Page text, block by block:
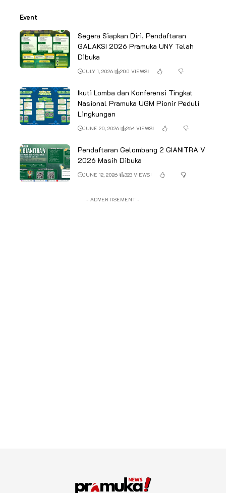
Event
Segera Siapkan Diri, Pendaftaran
GALAKSI 2026 Pramuka UNY Telah
Dibuka
JULY 1, 2026 200 VIEWS
Ikuti Lomba dan Konferensi Tingkat
Nasional Pramuka UGM Pionir Peduli
Lingkungan
JUNE 20, 2026 264 VIEWS
Pendaftaran Gelombang 2 GIANITRA V
2026 Masih Dibuka
JUNE 12, 2026 323 VIEWS
- ADVERTISEMENT -